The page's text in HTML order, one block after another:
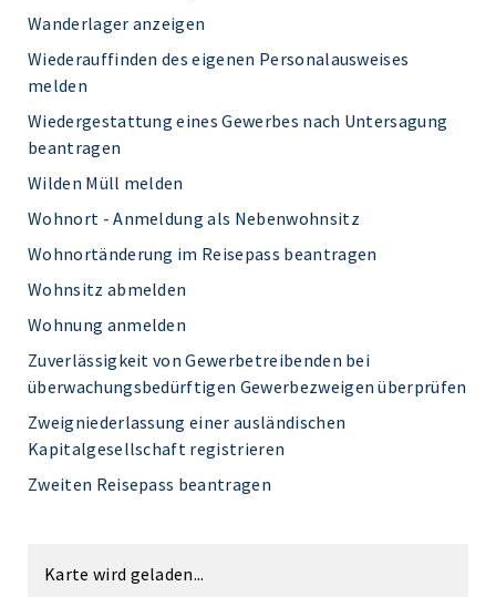
Wanderlager anzeigen
Wiederauffinden des eigenen Personalausweises
melden
Wiedergestattung eines Gewerbes nach Untersagung
beantragen
Wilden Müll melden
Wohnort - Anmeldung als Nebenwohnsitz
Wohnortänderung im Reisepass beantragen
Wohnsitz abmelden
Wohnung anmelden
Zuverlässigkeit von Gewerbetreibenden bei
überwachungsbedürftigen Gewerbezweigen überprüfen
Zweigniederlassung einer ausländischen
Kapitalgesellschaft registrieren
Zweiten Reisepass beantragen
Karte wird geladen...